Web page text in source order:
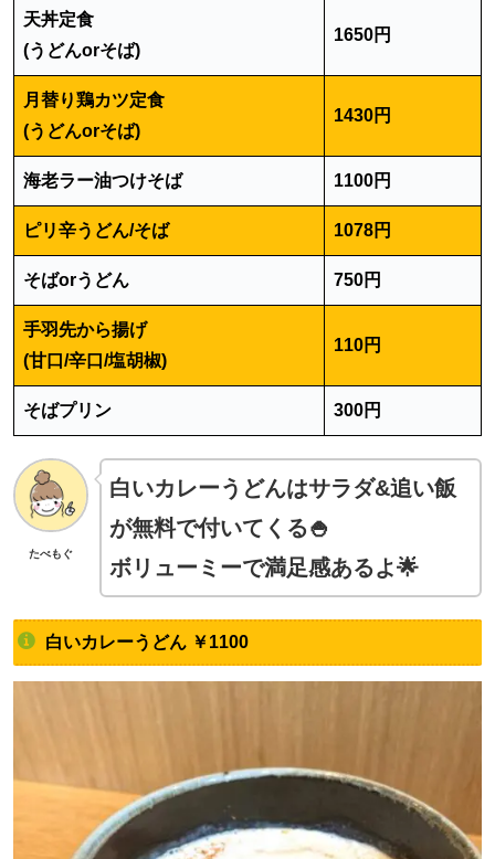
天丼定食
(うどんorそば)
1650円
月替り鶏カツ定食
(うどんorそば)
1430円
海老ラー油つけそば 1100円
ピリ辛うどん/そば 1078円
そばorうどん 750円
手羽先から揚げ
(甘口/辛口/塩胡椒)
110円
そばプリン 300円
たべもぐ
白いカレーうどんはサラダ&追い飯
が無料で付いてくる🍚
ボリューミーで満足感あるよ🌟
白いカレーうどん ￥1100